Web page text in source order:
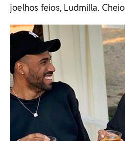
joelhos feios, Ludmilla.